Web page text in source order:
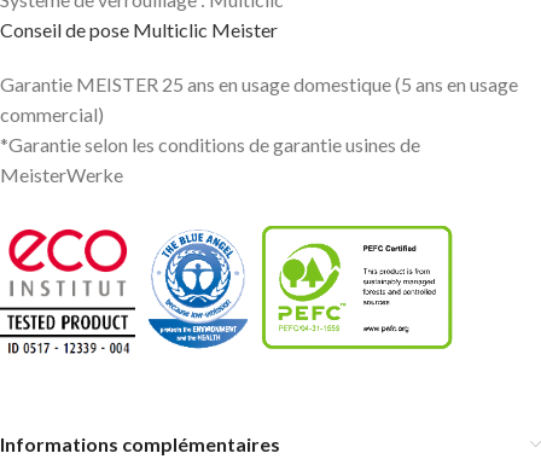
Conseil de pose Multiclic Meister
Garantie MEISTER 25 ans en usage domestique (5 ans en usage
commercial)
*Garantie selon les conditions de garantie usines de
MeisterWerke
Informations complémentaires